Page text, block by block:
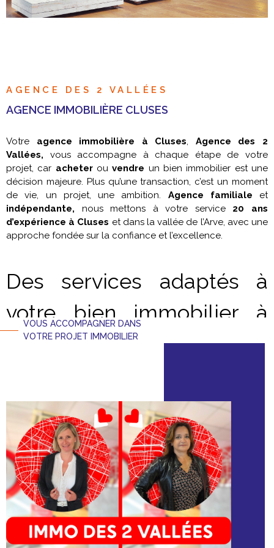
AGENCE DES 2 VALLÉES
AGENCE IMMOBILIÈRE CLUSES
Votre agence immobilière à Cluses, Agence des 2
Vallées, vous accompagne à chaque étape de votre
projet, car acheterouvendre un bien immobilier est une
décision majeure. Plus qu’une transaction, c’est un moment
de vie, un projet, une ambition. Agence familiale et
indépendante, nous mettons à votre service 20 ans
d’expérience à Cluses et dans la vallée de l’Arve, avec une
approche fondée sur la confiance et l’excellence.
Des services adaptés à
votre bien immobilier à
Cluses
emplacement stratégique, un affichage en vitrine et une
forte présence digitale sur les principaux portails
immobiliers et réseaux sociaux.
Transactions immobilières
Notre expertise s’étend à la vente d’appartements, de
maisons, de programmes neufs, de biens de caractère et de
prestige àCluses.Nous proposons aussi des biens à
rénover, des investissements locatifs et des propriétés avec
VOUS ACCOMPAGNER DANS
VOTRE PROJET IMMOBILIER